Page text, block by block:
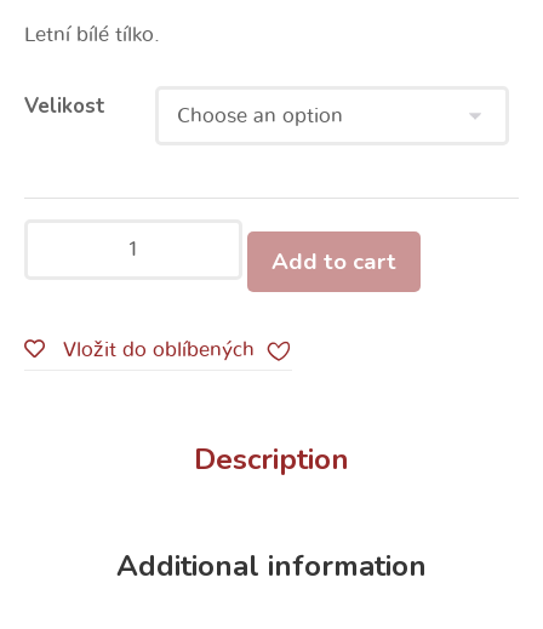
Letní bílé tílko.
Velikost
Add to cart
Vložit do oblíbených
Description
Additional information